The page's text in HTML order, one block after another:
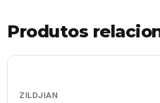
Produtos
ZILDJIAN